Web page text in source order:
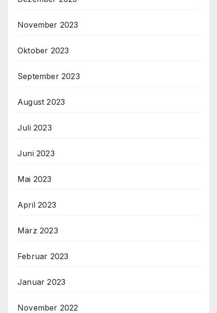
November 2023
Oktober 2023
September 2023
August 2023
Juli 2023
Juni 2023
Mai 2023
April 2023
März 2023
Februar 2023
Januar 2023
November 2022